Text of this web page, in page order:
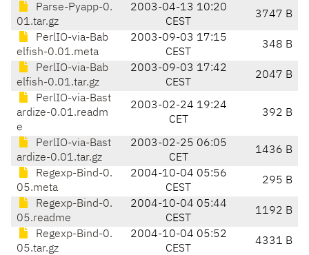
Parse-Pyapp-0.
01.tar.gz
2003-04-13 10:20
CEST
3747 B
PerlIO-via-Bab
elfish-0.01.meta
2003-09-03 17:15
CEST
348 B
PerlIO-via-Bab
elfish-0.01.tar.gz
2003-09-03 17:42
CEST
2047 B
PerlIO-via-Bast
ardize-0.01.readm
e
2003-02-24 19:24
CET
392 B
PerlIO-via-Bast
ardize-0.01.tar.gz
2003-02-25 06:05
CET
1436 B
Regexp-Bind-0.
05.meta
2004-10-04 05:56
CEST
295 B
Regexp-Bind-0.
05.readme
2004-10-04 05:44
CEST
1192 B
Regexp-Bind-0.
05.tar.gz
2004-10-04 05:52
CEST
4331 B